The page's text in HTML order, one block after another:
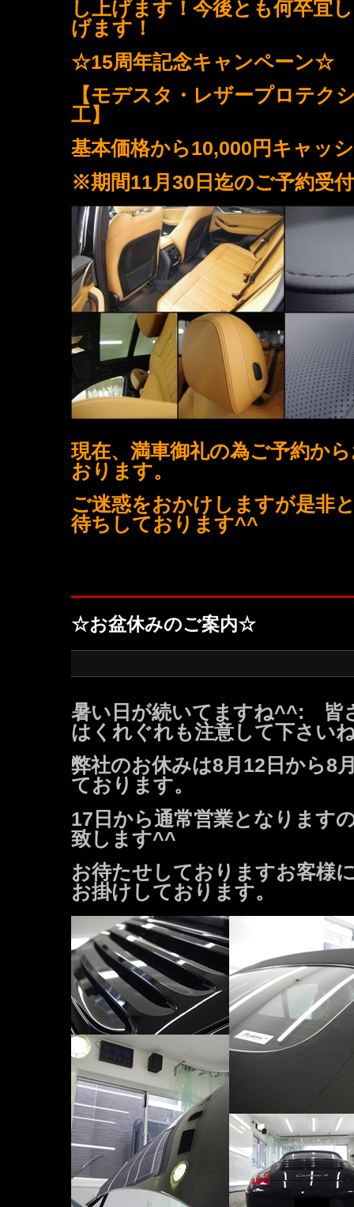
し上げます！今後とも何卒宜
げます！
☆15周年記念キャンペーン☆
【モデスタ・レザープロテク
工】
基本価格から10,000円キャッ
※期間11月30日迄のご予約受
現在、満車御礼の為ご予約か
おります。
ご迷惑をおかけしますが是非
待ちしております^^
☆お盆休みのご案内☆
暑い日が続いてますね^^: 皆
はくれぐれも注意して下さい
弊社のお休みは8月12日から8
ております。
17日から通常営業となります
致します^^
お待たせしておりますお客様
お掛けしております。